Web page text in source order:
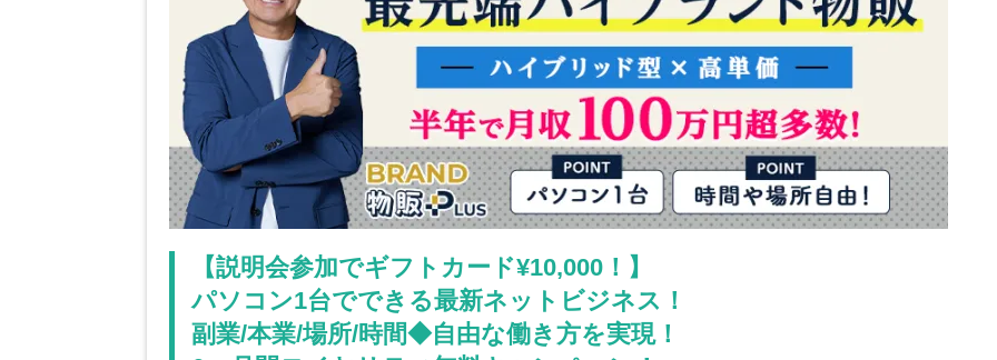
【説明会参加でギフトカード¥10,000！】
パソコン1台でできる最新ネットビジネス！
副業/本業/場所/時間◆自由な働き方を実現！